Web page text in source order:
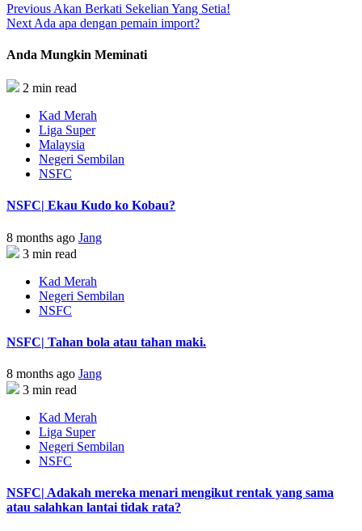
Previous Akan Berkati Sekelian Yang Setia!
Next Ada apa dengan pemain import?
Anda Mungkin Meminati
2 min read
Kad Merah
Liga Super
Malaysia
Negeri Sembilan
NSFC
NSFC| Ekau Kudo ko Kobau?
8 months ago Jang
3 min read
Kad Merah
Negeri Sembilan
NSFC
NSFC| Tahan bola atau tahan maki.
8 months ago Jang
3 min read
Kad Merah
Liga Super
Negeri Sembilan
NSFC
NSFC| Adakah mereka menari mengikut rentak yang sama
atau salahkan lantai tidak rata?